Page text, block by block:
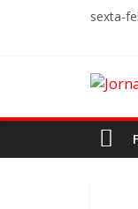
sexta-